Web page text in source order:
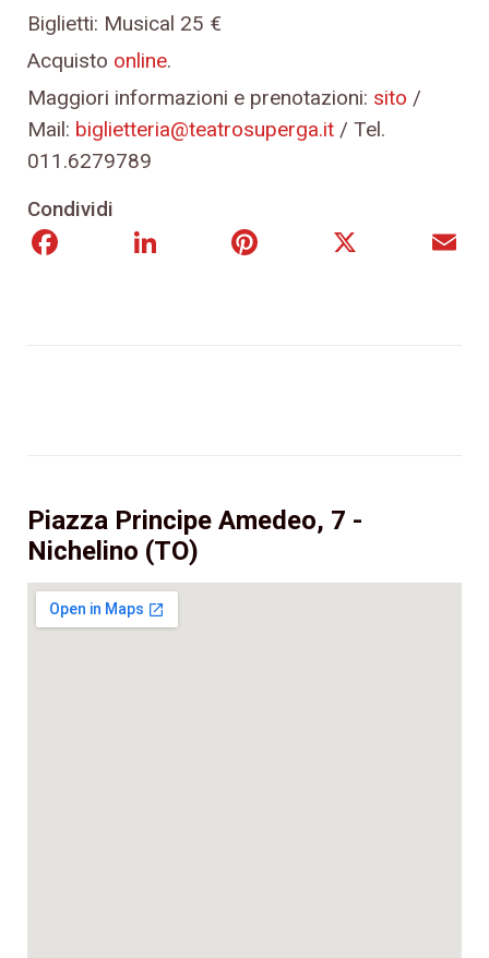
Biglietti: Musical 25 €
Acquisto online.
Maggiori informazioni e prenotazioni: sito /
Mail: biglietteria@teatrosuperga.it / Tel.
011.6279789
Condividi
FacebookLinkedIn Pinterest
Piazza Principe Amedeo, 7 -
Nichelino (TO)